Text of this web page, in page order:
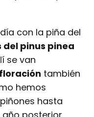
con la piña del
del pinus pinea
se van
floración también
hemos
hasta